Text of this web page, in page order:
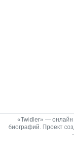
«Twidler» — онлайн
биографий. Проект